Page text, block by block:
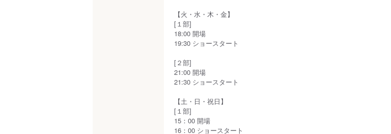
【火・水・木・金】
[１部]
18:00 開場
19:30 ショースタート
[２部]
21:00 開場
21:30 ショースタート
【土・日・祝日】
[１部]
15：00 開場
16：00 ショースタート